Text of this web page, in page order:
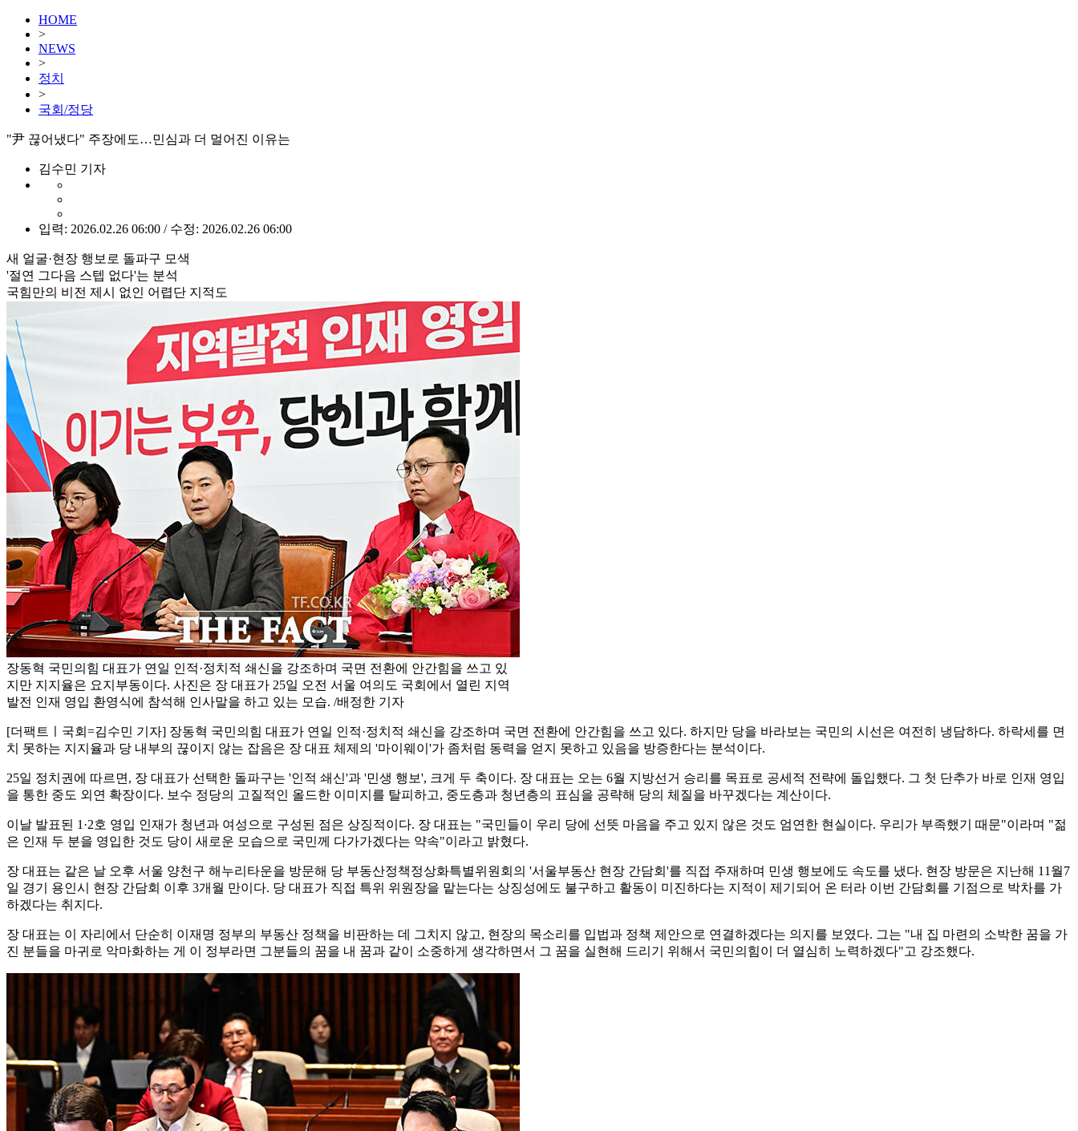
HOME
>
NEWS
>
정치
>
국회/정당
"尹 끊어냈다" 주장에도…민심과 더 멀어진 이유는
김수민 기자
입력: 2026.02.26 06:00 / 수정: 2026.02.26 06:00
새 얼굴·현장 행보로 돌파구 모색
'절연 그다음 스텝 없다'는 분석
국힘만의 비전 제시 없인 어렵단 지적도
장동혁 국민의힘 대표가 연일 인적·정치적 쇄신을 강조하며 국면 전환에 안간힘을 쓰고 있
지만 지지율은 요지부동이다. 사진은 장 대표가 25일 오전 서울 여의도 국회에서 열린 지역
발전 인재 영입 환영식에 참석해 인사말을 하고 있는 모습. /배정한 기자
[더팩트ㅣ국회=김수민 기자] 장동혁 국민의힘 대표가 연일 인적·정치적 쇄신을 강조하며 국면 전환에 안간힘을 쓰고 있다. 하지만 당을 바라보는 국민의 시선은 여전히 냉담하다. 하락세를 면
치 못하는 지지율과 당 내부의 끊이지 않는 잡음은 장 대표 체제의 '마이웨이'가 좀처럼 동력을 얻지 못하고 있음을 방증한다는 분석이다.
25일 정치권에 따르면, 장 대표가 선택한 돌파구는 '인적 쇄신'과 '민생 행보', 크게 두 축이다. 장 대표는 오는 6월 지방선거 승리를 목표로 공세적 전략에 돌입했다. 그 첫 단추가 바로 인재 영입
을 통한 중도 외연 확장이다. 보수 정당의 고질적인 올드한 이미지를 탈피하고, 중도층과 청년층의 표심을 공략해 당의 체질을 바꾸겠다는 계산이다.
이날 발표된 1·2호 영입 인재가 청년과 여성으로 구성된 점은 상징적이다. 장 대표는 "국민들이 우리 당에 선뜻 마음을 주고 있지 않은 것도 엄연한 현실이다. 우리가 부족했기 때문"이라며 "젊
은 인재 두 분을 영입한 것도 당이 새로운 모습으로 국민께 다가가겠다는 약속"이라고 밝혔다.
장 대표는 같은 날 오후 서울 양천구 해누리타운을 방문해 당 부동산정책정상화특별위원회의 '서울부동산 현장 간담회'를 직접 주재하며 민생 행보에도 속도를 냈다. 현장 방문은 지난해 11월7
일 경기 용인시 현장 간담회 이후 3개월 만이다. 당 대표가 직접 특위 위원장을 맡는다는 상징성에도 불구하고 활동이 미진하다는 지적이 제기되어 온 터라 이번 간담회를 기점으로 박차를 가
하겠다는 취지다.
장 대표는 이 자리에서 단순히 이재명 정부의 부동산 정책을 비판하는 데 그치지 않고, 현장의 목소리를 입법과 정책 제안으로 연결하겠다는 의지를 보였다. 그는 "내 집 마련의 소박한 꿈을 가
진 분들을 마귀로 악마화하는 게 이 정부라면 그분들의 꿈을 내 꿈과 같이 소중하게 생각하면서 그 꿈을 실현해 드리기 위해서 국민의힘이 더 열심히 노력하겠다"고 강조했다.